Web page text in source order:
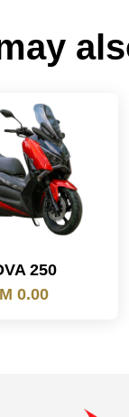
250
0.00